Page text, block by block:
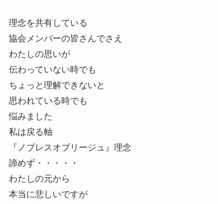
理念を共有している
協会メンバーの皆さんでさえ
わたしの思いが
伝わっていない時でも
ちょっと理解できないと
思われている時でも
悩みました
私は戻る軸
『ノブレスオブリージュ』理念
諦めず・・・・・
わたしの元から
本当に悲しいですが